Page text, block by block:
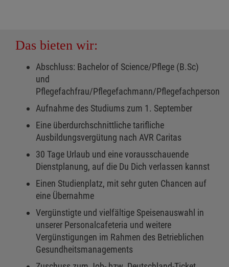
Das bieten wir:
Abschluss: Bachelor of Science/Pflege (B.Sc)
und
Pflegefachfrau/Pflegefachmann/Pflegefachperson
Aufnahme des Studiums zum 1. September
Eine überdurchschnittliche tarifliche
Ausbildungsvergütung nach AVR Caritas
30 Tage Urlaub und eine vorausschauende
Dienstplanung, auf die Du Dich verlassen kannst
Einen Studienplatz, mit sehr guten Chancen auf
eine Übernahme
Vergünstigte und vielfältige Speisenauswahl in
unserer Personalcafeteria und weitere
Vergünstigungen im Rahmen des Betrieblichen
Gesundheitsmanagements